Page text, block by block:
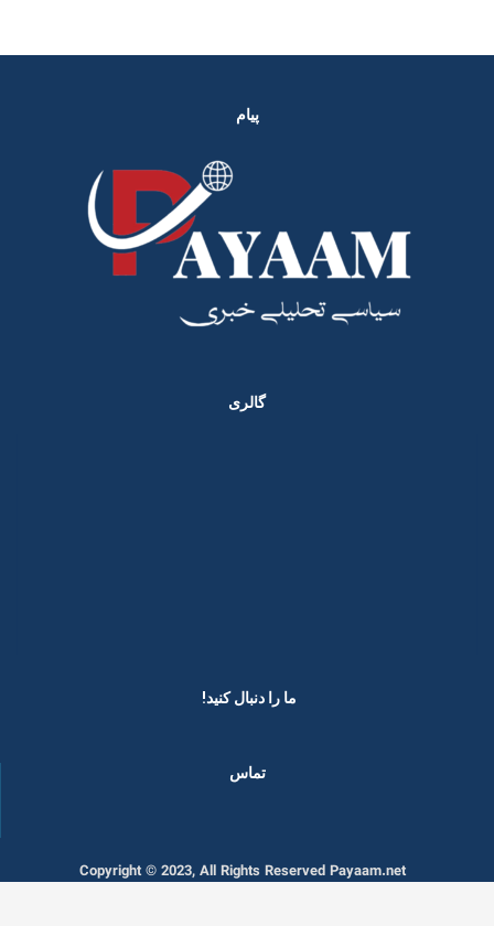
پیام
گالری
ما را دنبال کنید! ​
تماس
Copyright © 2023, All Rights Reserved Payaam.net